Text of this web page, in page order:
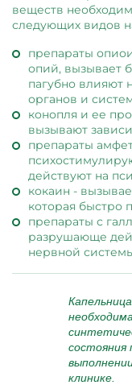
веществ
следующих видов
препараты
опий, вызывает
пагубно влияют
органов и
конопля и ее
вызывают
препараты
действуют на
кокаин -
которая быстро
препараты с
разрушающе
нервной
клинике.